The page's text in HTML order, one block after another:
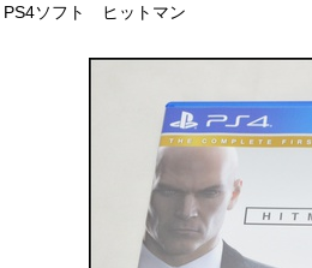
PS4ソフト ヒットマン